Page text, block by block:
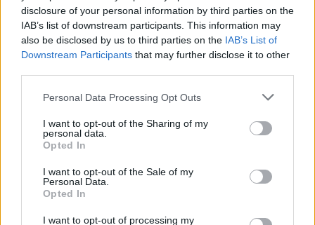
disclosure of your personal information by third parties on the
IAB’s list of downstream participants. This information may
also be disclosed by us to third parties on the IAB’s List of
Downstream Participants that may further disclose it to other
Personal Data Processing Opt Outs
I want to opt-out of the Sharing of my
personal data.
Opted In
I want to opt-out of the Sale of my
Personal Data.
Opted In
I want to opt-out of processing my
locais mais afetados pelos incêndios no concelho
de Oliveira do Hospital.
Artigo anterior
Montemor – o – Velho:
Próximo artigo